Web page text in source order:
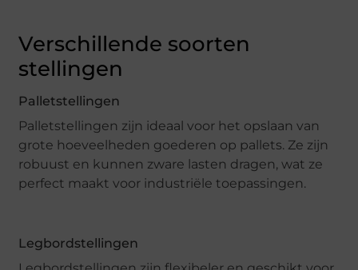
Verschillende soorten
stellingen
Palletstellingen
Palletstellingen zijn ideaal voor het opslaan van
grote hoeveelheden goederen op pallets. Ze zijn
robuust en kunnen zware lasten dragen, wat ze
perfect maakt voor industriële toepassingen.
Legbordstellingen